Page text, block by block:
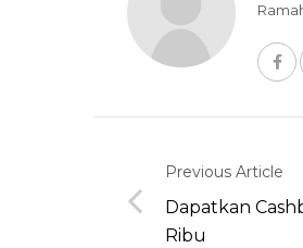
Previous Article
Dapatkan
Ribu